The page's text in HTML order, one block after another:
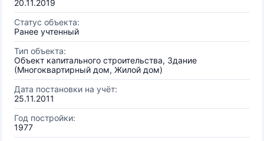
20.11.2019
Статус объекта:
Ранее учтенный
Тип объекта:
Объект капитального строительства, Здание
(Многоквартирный дом, Жилой дом)
Дата постановки на учёт:
25.11.2011
Год постройки:
1977